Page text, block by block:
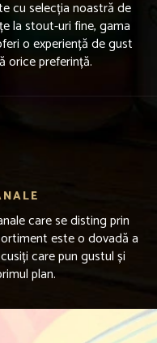
cu selecția noastră de
la stout-uri fine, gama
o experiență de gust
orice preferință.
care se disting prin
este o dovadă a
care pun gustul și
plan.